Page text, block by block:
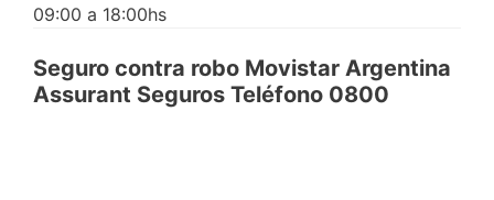
09:00 a 18:00hs
Seguro contra robo Movistar Argentina
Assurant Seguros Teléfono 0800